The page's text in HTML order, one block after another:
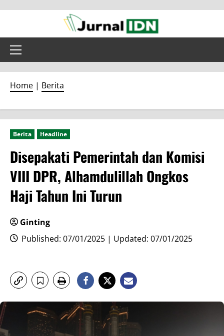
content
Primary
Home | Berita
Berita Headline
Disepakati Pemerintah dan Komisi
VIII DPR, Alhamdulillah Ongkos
Haji Tahun Ini Turun
Ginting
Published: 07/01/2025 | Updated: 07/01/2025